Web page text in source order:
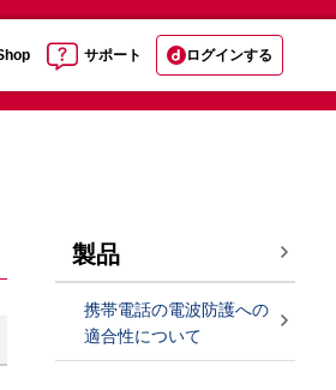
サポート ログインする
製品
携帯電話の電波防護への
適合性について